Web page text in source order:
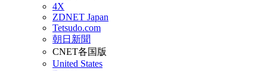
4X
ZDNET Japan
Tetsudo.com
朝日新聞
CNET各国版
United States